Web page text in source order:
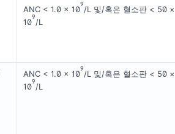
ANC < 1.0 × 10
9
/L 및/혹은 혈소판 < 50 ×
10
9
/L
ANC < 1.0 × 10
9
/L 및/혹은 혈소판 < 50 ×
10
9
/L